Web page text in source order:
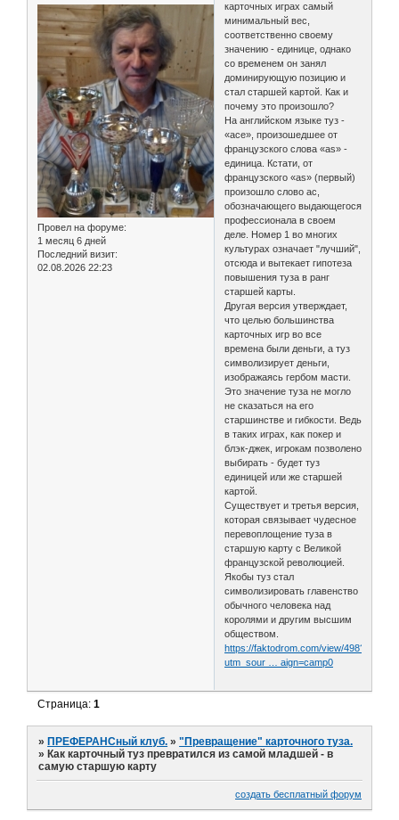
Провел на форуме:
1 месяц 6 дней
Последний визит:
02.08.2026 22:23
карточных играх самый
минимальный вес,
соответственно своему
значению - единице, однако
со временем он занял
доминирующую позицию и
стал старшей картой. Как и
почему это произошло?
На английском языке туз -
«ace», произошедшее от
французского слова «as» -
единица. Кстати, от
французского «as» (первый)
произошло слово ас,
обозначающего выдающегося
профессионала в своем
деле. Номер 1 во многих
культурах означает "лучший",
отсюда и вытекает гипотеза
повышения туза в ранг
старшей карты.
Другая версия утверждает,
что целью большинства
карточных игр во все
времена были деньги, а туз
символизирует деньги,
изображаясь гербом масти.
Это значение туза не могло
не сказаться на его
старшинстве и гибкости. Ведь
в таких играх, как покер и
блэк-джек, игрокам позволено
выбирать - будет туз
единицей или же старшей
картой.
Существует и третья версия,
которая связывает чудесное
перевоплощение туза в
старшую карту с Великой
французской революцией.
Якобы туз стал
символизировать главенство
обычного человека над
королями и другим высшим
обществом.
https://faktodrom.com/view/498?
utm_sour … aign=camp0
Страница:1
»ПРЕФЕРАНСный клуб. »"Превращение" карточного туза.
»Как карточный туз превратился из самой младшей - в
самую старшую карту
создать бесплатный форум